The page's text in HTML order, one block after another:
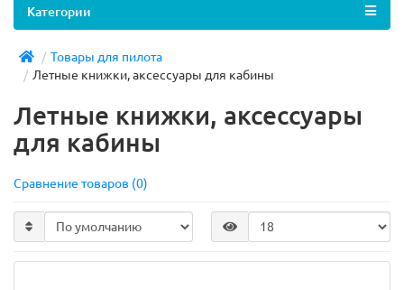
Категории
Товары для пилота
Летные книжки, аксессуары для кабины
Летные книжки, аксессуары
для кабины
Сравнение товаров (0)